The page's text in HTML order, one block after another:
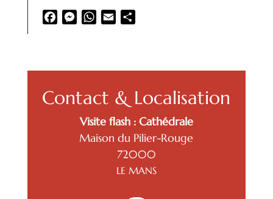
FacebookMessenger
WhatsApp
Email
Contact & Localisation
Visite flash : Cathédrale
Maison du Pilier-Rouge
72000
LE MANS